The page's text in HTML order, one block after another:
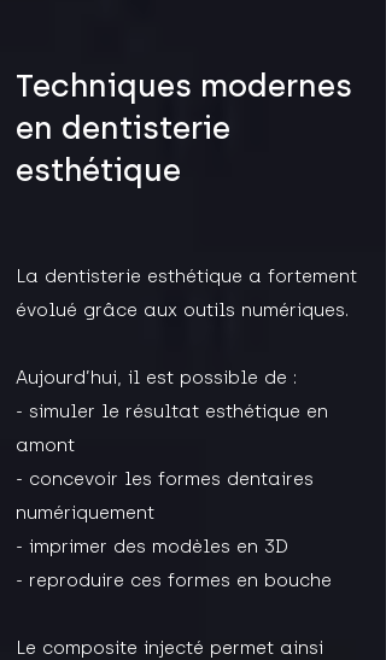
Techniques modernes
en dentisterie
esthétique
La dentisterie esthétique a fortement
évolué grâce aux outils numériques.
Aujourd’hui, il est possible de :
- simuler le résultat esthétique en
amont
- concevoir les formes dentaires
numériquement
- imprimer des modèles en 3D
- reproduire ces formes en bouche
Le composite injecté permet ainsi